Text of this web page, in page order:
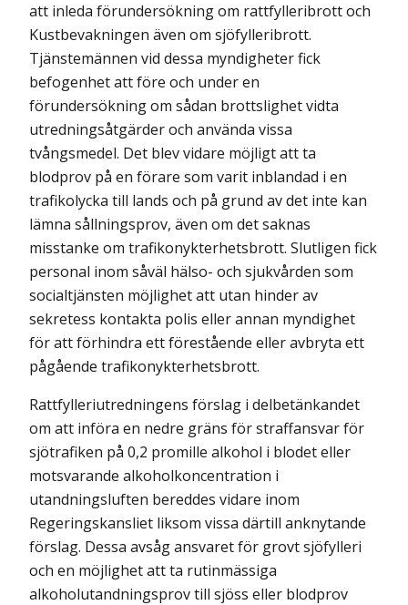
att inleda förundersökning om rattfylleribrott och
Kustbevakningen även om sjöfylleribrott.
Tjänstemännen vid dessa myndigheter fick
befogenhet att före och under en
förundersökning om sådan brottslighet vidta
utredningsåtgärder och använda vissa
tvångsmedel. Det blev vidare möjligt att ta
blodprov på en förare som varit inblandad i en
trafikolycka till lands och på grund av det inte kan
lämna sållningsprov, även om det saknas
misstanke om trafikonykterhetsbrott. Slutligen fick
personal inom såväl hälso- och sjukvården som
socialtjänsten möjlighet att utan hinder av
sekretess kontakta polis eller annan myndighet
för att förhindra ett förestående eller avbryta ett
pågående trafikonykterhetsbrott.
Rattfylleriutredningens förslag i delbetänkandet
om att införa en nedre gräns för straffansvar för
sjötrafiken på 0,2 promille alkohol i blodet eller
motsvarande alkoholkoncentration i
utandningsluften bereddes vidare inom
Regeringskansliet liksom vissa därtill anknytande
förslag. Dessa avsåg ansvaret för grovt sjöfylleri
och en möjlighet att ta rutinmässiga
alkoholutandningsprov till sjöss eller blodprov